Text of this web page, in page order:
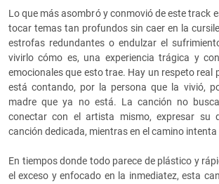
Lo que más asombró y conmovió de este track
tocar temas tan profundos sin caer en la
estrofas redundantes o endulzar el
vivirlo cómo es, una experiencia trágica y
emocionales que esto trae. Hay un respeto real
está contando, por la persona que la vivió,
madre que ya no está. La canción no
conectar con el artista mismo, expresar su
canción dedicada, mientras en el camino intenta
En tiempos donde todo parece de plástico y
el exceso y enfocado en la inmediatez, esta